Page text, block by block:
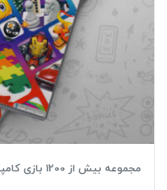
مجموعه بیش از 1200 بازی کامپیوتری